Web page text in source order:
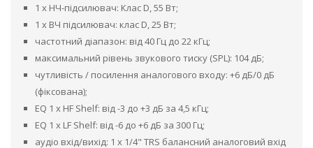
1 х НЧ-підсилювач: Клас D, 55 Вт;
1 х ВЧ підсилювач: клас D, 25 Вт;
частотний діапазон: від 40 Гц до 22 кГц;
максимальний рівень звукового тиску (SPL): 104 дБ;
чутливість / посилення аналогового входу: +6 дБ/0 дБ
(фіксована);
EQ 1 x HF Shelf: від -3 до +3 дБ за 4,5 кГц;
EQ 1 x LF Shelf: від -6 до +6 дБ за 300 Гц;
аудіо вхід/вихід: 1 x 1/4" TRS балансний аналоговий вхід